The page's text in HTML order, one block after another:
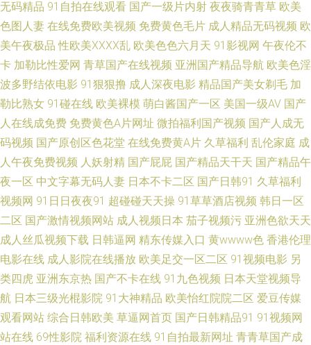
码高清网址 91社在线看 91豆花在线看 后入黑丝秘书 91豆视频 久草视频福
利资源 91高跟丝袜福利导航 免费版91网页 91成人在线 国产综合日韩欧美
91n日日视频网址 国产日韩综合1页 香蕉久久婷婷一区 阿v视频在线观看 丝
袜人妻中出 99热青草丁香社区 人人妻人人色 91干屄 1024在线视频 黄色岛
国网站 影音先锋加勒比系列 青草无码一区二区 91蝌蚪tv视频 女同网址 91国
产丝袜 激情啪啪在线观看91 伊人福利频在线 东方AV亚洲性爱 日韩av第三页
男女内射网站 91豆花视频在线观看 老司机干逼 91黄色网入口站 精品国产久
久黄色 91被操 黃色網五月天偷拍 91ncom男C女 国产三级国产精品自产 亚
无码精品 91自拍在线观看 国产一级片内射 夜夜骑青青草 欧美
色图人妻 在线免费欧美视频 免费黄色毛片 成人精品无码视频 欧
美午夜极品 性欧美ⅩⅩⅩⅩ乱 欧美色色六月天 91影视网 午夜伦不
卡 加勒比性爱网 青草国产在线视频 亚洲国产精品导航 欧美色淫
波多野结依电影 91狠狠撸 成人深夜电影 精品国产美女剃毛 加
勒比熟女 91碰在线 欧美裸模 萌白酱国产一区 美国一级AV 国产
人在线成免费 免费黄色A片网址 微拍福利国产视频 国产人成无
码视频 国产原创区色花堂 在线免费黄A片 久草福利 乱伦家庭 成
人午夜免费视频 人妖射精 国产屁屁 国产精品天干天 国产精品午
夜一区 中文字幕无码人妻 日本不卡二区 国产日韩91 久草福利
视频网 91日日夜夜91 超碰碰天天操 91草草酒店视频 韩日一区
二区 国产激情视频网站 成人视频日本 茄子视频污 亚洲色欲天天
成人丝瓜视频下载 日韩逼网 精东传媒入口 黄wwww色 香港伦理
电影在线 成人影院在线播放 欧美足交一区二区 91视频电影 另
类四虎 亚洲东京热 国产不卡在线 91九色视频 日本天堂视频导
航 日本三级光棍影院 91大神精品 欧美怡红院院二区 爱豆传媒
观看网站 综合日韩欧美 草逼网首页 国产日韩精品91 91视频网
站在线 69性影院 福利资源在线 91自拍最新网址 青青草国产成